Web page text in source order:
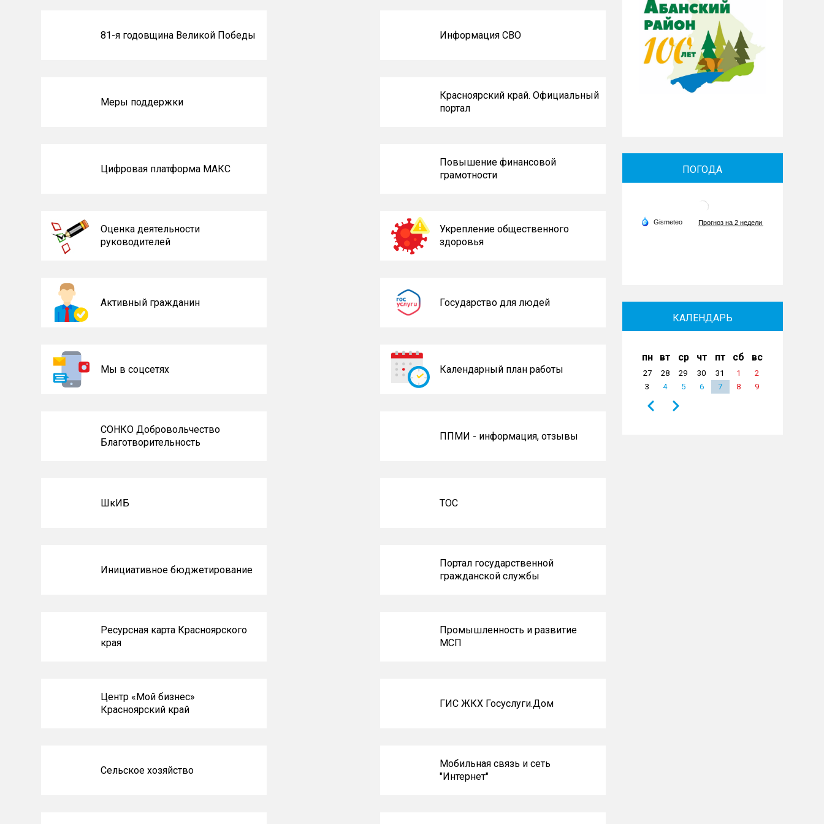
81-я годовщина Великой Победы Информация СВО
Меры поддержки
Красноярский край. Официальный
портал
Цифровая платформа МАКС
Повышение финансовой
грамотности
Оценка деятельности
руководителей
Укрепление общественного
здоровья
Активный гражданин Государство для людей
Мы в соцсетях Календарный план работы
СОНКО Добровольчество
Благотворительность
ППМИ - информация, отзывы
ШкИБ ТОС
Инициативное бюджетирование
Портал государственной
гражданской службы
Ресурсная карта Красноярского
края
Промышленность и развитие
МСП
Центр «Мой бизнес»
Красноярский край
ГИС ЖКХ Госуслуги.Дом
Сельское хозяйство
Мобильная связь и сеть
"Интернет"
ПОГОДА
КАЛЕНДАРЬ
пн вт ср чт пт сб вс
27 28 29 30 31 1
2
3
4 5 6 7 8 9
Назад Вперёд